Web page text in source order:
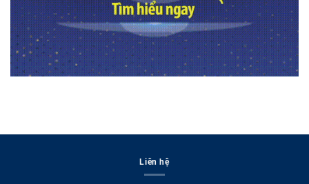
Liên hệ